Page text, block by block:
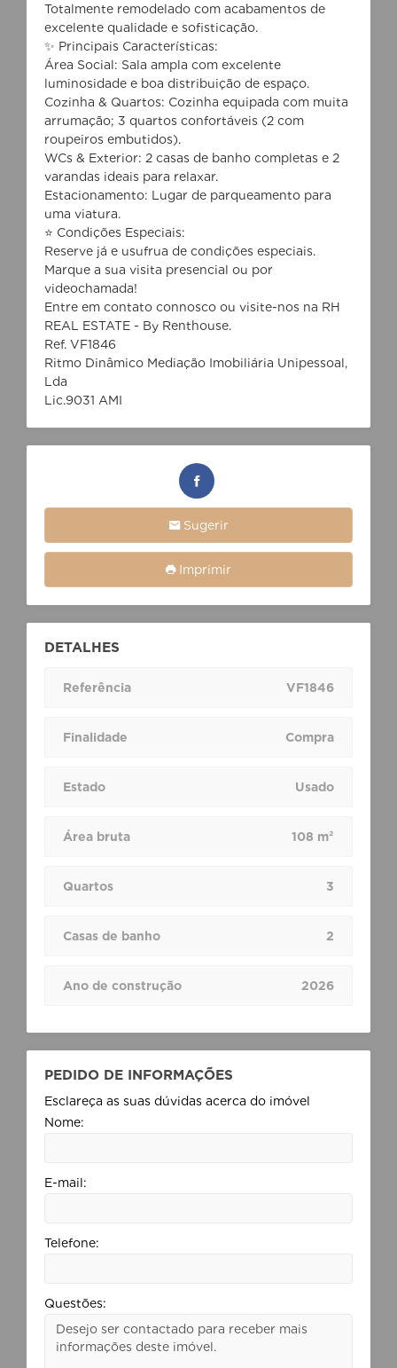
Totalmente remodelado com acabamentos de
excelente qualidade e sofisticação.
✨ Principais Características:
Área Social: Sala ampla com excelente
luminosidade e boa distribuição de espaço.
Cozinha & Quartos: Cozinha equipada com muita
arrumação; 3 quartos confortáveis (2 com
roupeiros embutidos).
WCs & Exterior: 2 casas de banho completas e 2
varandas ideais para relaxar.
Estacionamento: Lugar de parqueamento para
uma viatura.
⭐ Condições Especiais:
Reserve já e usufrua de condições especiais.
Marque a sua visita presencial ou por
videochamada!
Entre em contato connosco ou visite-nos na RH
REAL ESTATE - By Renthouse.
Ref. VF1846
Ritmo Dinâmico Mediação Imobiliária Unipessoal,
Lda
Lic.9031 AMI
Sugerir
Imprimir
DETALHES
Referência VF1846
Finalidade Compra
Estado Usado
Área bruta 108 m²
Quartos 3
Casas de banho 2
Ano de construção 2026
PEDIDO DE INFORMAÇÕES
Esclareça as suas dúvidas acerca do imóvel
Nome:
E-mail:
Telefone:
Questões: